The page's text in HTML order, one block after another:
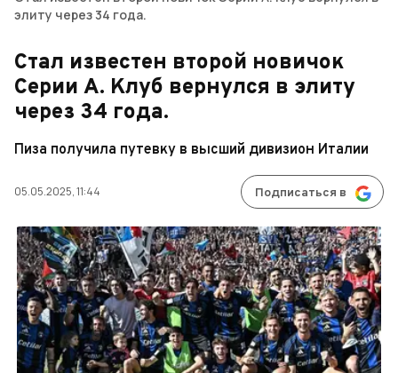
элиту через 34 года.
Стал известен второй новичок
Серии А. Клуб вернулся в элиту
через 34 года.
Пиза получила путевку в высший дивизион Италии
05.05.2025, 11:44 Подписаться в